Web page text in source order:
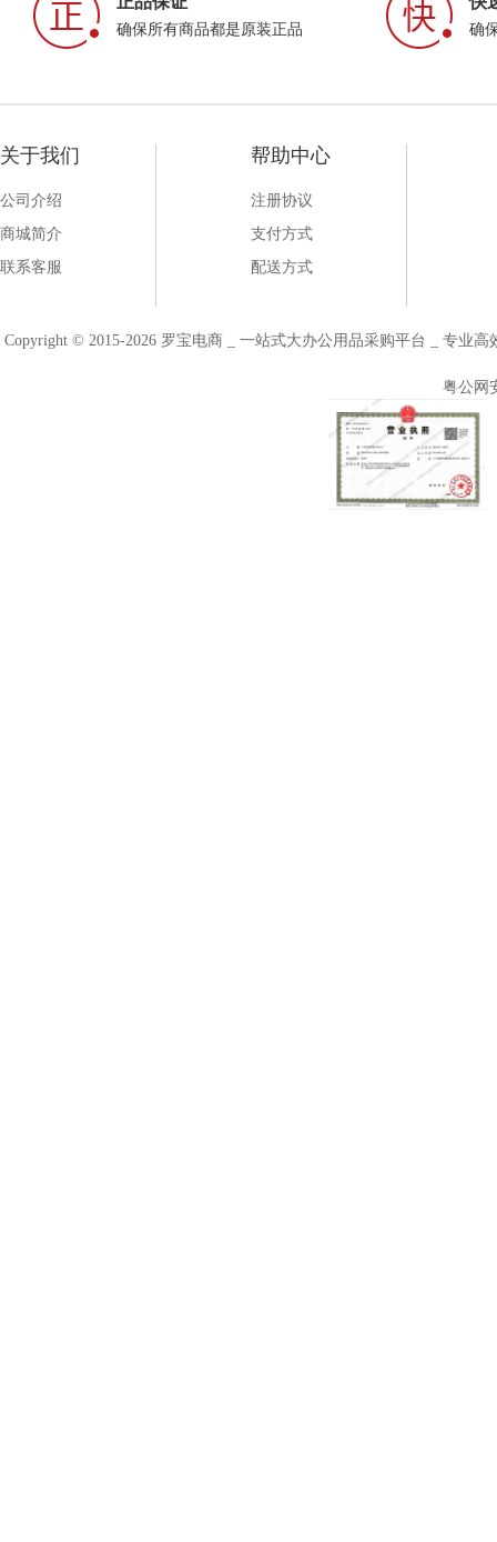
确保所有商品都是原装正品 确
关于我们
公司介绍
商城简介
联系客服
帮助中心
注册协议
支付方式
配送方式
Copyright © 2015-2026 罗宝电商 _ 一站式大办公用品采购平台 _ 专业
粤公网